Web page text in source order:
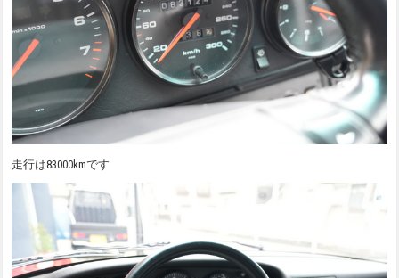
走行は83000kmです